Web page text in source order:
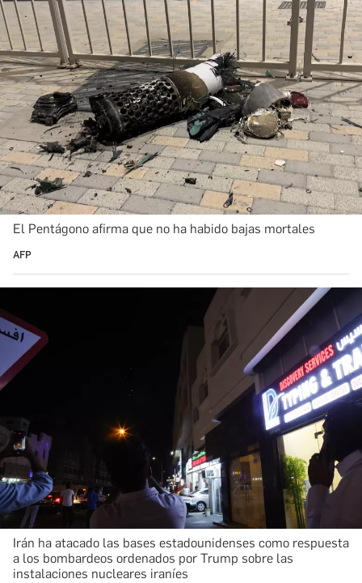
El Pentágono afirma que no ha habido bajas mortales
AFP
Irán ha atacado las bases estadounidenses como respuesta
a los bombardeos ordenados por Trump sobre las
instalaciones nucleares iraníes